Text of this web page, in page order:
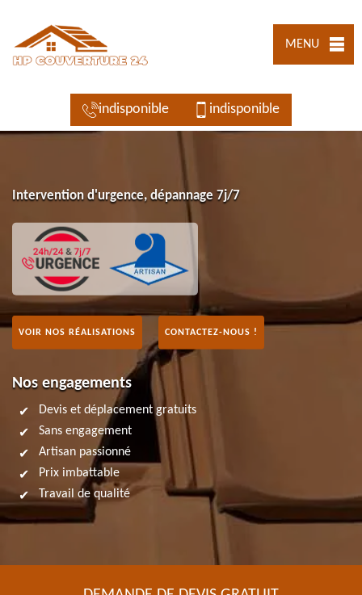
MENU
indisponible indisponible
Intervention d'urgence, dépannage 7j/7
VOIR NOS RÉALISATIONS CONTACTEZ-NOUS !
Nos engagements
Devis et déplacement gratuits
Sans engagement
Artisan passionné
Prix imbattable
Travail de qualité